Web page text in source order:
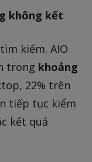
không kết
kiếm. AIO
trong khoảng
22% trên
tiếp tục kiểm
kết quả